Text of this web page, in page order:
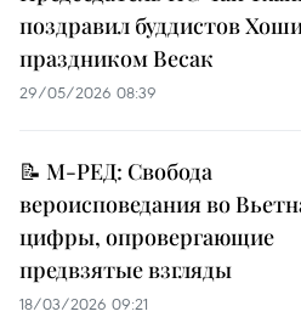
поздравил буддистов
праздником Весак
29/05/2026 08:39
📝 М-РЕД: Свобода
вероисповедания во
цифры, опровергающие
предвзятые взгляды
18/03/2026 09:21